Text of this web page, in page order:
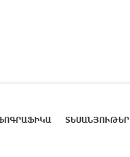
ՏԵՍԱՆՅՈՒԹԵՐ